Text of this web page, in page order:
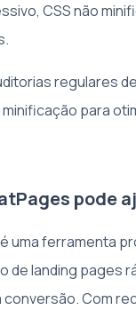
CSS não
regulares
para
pode
é uma ferramenta
de landing pages
conversão. Com